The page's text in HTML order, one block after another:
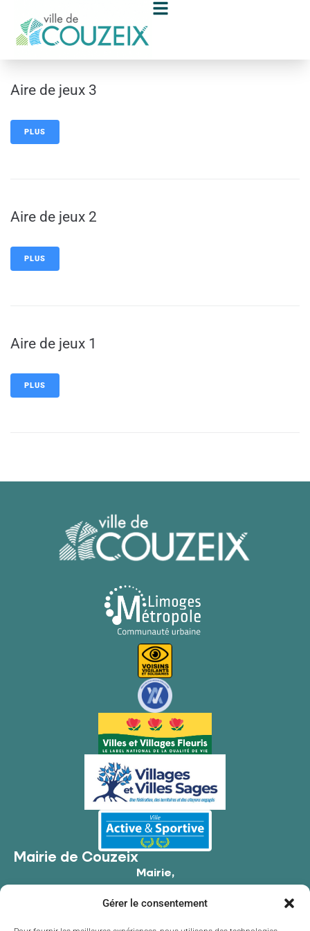
Gérer le consentement
Aire de jeux 3
PLUS
Aire de jeux 2
PLUS
Aire de jeux 1
PLUS
Mairie de Couzeix
Mairie,
87270 Couzeix
05 55 39 34 09